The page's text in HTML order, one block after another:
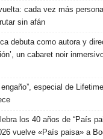
cada vez más
sin afán
debuta como autora y
un cabaret noir
especial de
los 40 años de “País
vuelve «País paisa» a